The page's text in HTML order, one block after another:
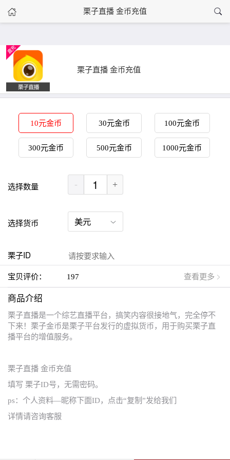
栗子直播 金币充值
首页 栗子直播 金币充值
栗子直播 金币充值
10元金币 30元金币 100元金币
300元金币 500元金币 1000元金币
选择数量 - +
选择货币
栗子ID
宝贝评价： 197 查看更多
商品介绍
栗子直播是一个综艺直播平台，搞笑内容很接地气，完全停不
下来！栗子金币是栗子平台发行的虚拟货币，用于购买栗子直
播平台的增值服务。
栗子直播 金币充值
填写 栗子ID号，无需密码。
ps：个人资料—昵称下面ID，点击“复制”发给我们
详情请咨询客服